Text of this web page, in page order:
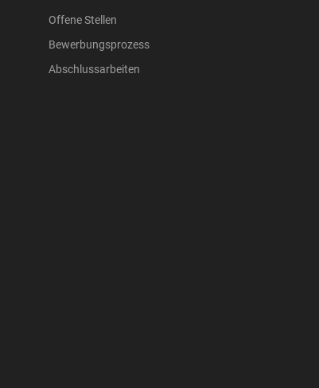
Offene Stellen
Bewerbungsprozess
Abschlussarbeiten